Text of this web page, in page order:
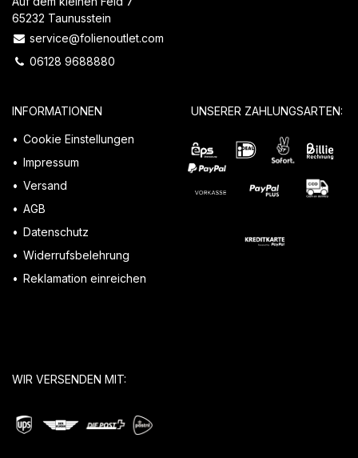
65232 Taunusstein
service@folienoutlet.com
06128 9688880
INFORMATIONEN
Cookie Einstellungen
Impressum
Versand
AGB
Datenschutz
Widerrufsbelehrung
Reklamation einreichen
UNSERER ZAHLUNGSARTEN:
WIR VERSENDEN MIT: